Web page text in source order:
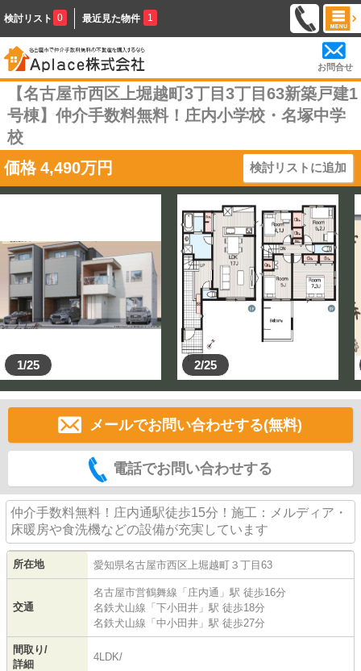
検討リスト 0 最近見た物件 1
お問合せ
【名古屋市西区上堀越町3丁目3丁目63新築戸建1
号棟】仲介手数料無料！庄内小学校・名塚中学
校
価格 4,490万円 検討リストに追加
1/25 2/25
メールでお問い合わせする(無料)
電話でお問い合わせする
仲介手数料無料！庄内通駅徒歩15分！施工：メルディア・
床暖房や食洗機などの設備が充実しています
所在地 愛知県名古屋市西区 上堀越町 ３丁目63
交通
名古屋市営鶴舞線 「 庄内通 」駅 徒歩16分
名鉄犬山線 「 下小田井 」駅 徒歩18分
名鉄犬山線 「 中小田井 」駅 徒歩27分
間取り/
詳細
4LDK/